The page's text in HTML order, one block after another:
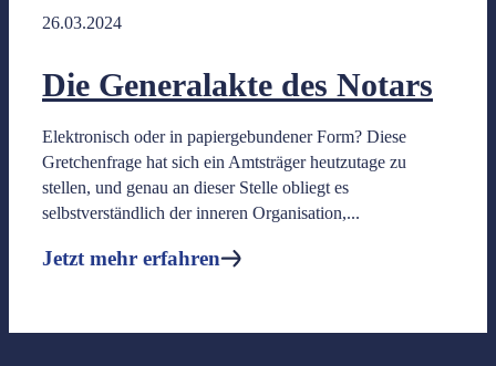
26.03.2024
Die Generalakte des Notars
Elektronisch oder in papiergebundener Form? Diese
Gretchenfrage hat sich ein Amtsträger heutzutage zu
stellen, und genau an dieser Stelle obliegt es
selbstverständlich der inneren Organisation,...
Jetzt mehr erfahren